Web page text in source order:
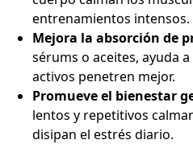
entrenamientos intensos.
Mejora la absorción de
sérums o aceites, ayuda
activos penetren mejor.
Promueve el bienestar
lentos y repetitivos
disipan el estrés diario.